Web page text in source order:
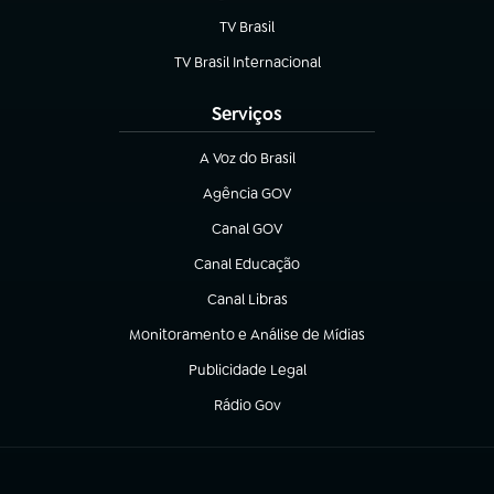
TV Brasil
(abre em nova aba)
TV Brasil Internacional
(abre em nova aba)
Serviços
A Voz do Brasil
(abre em nova aba)
Agência GOV
(abre em nova aba)
Canal GOV
(abre em nova aba)
Canal Educação
(abre em nova aba)
Canal Libras
(abre em nova aba)
Monitoramento e Análise de Mídias
(abre em nova aba)
Publicidade Legal
(abre em nova aba)
Rádio Gov
(abre em nova aba)